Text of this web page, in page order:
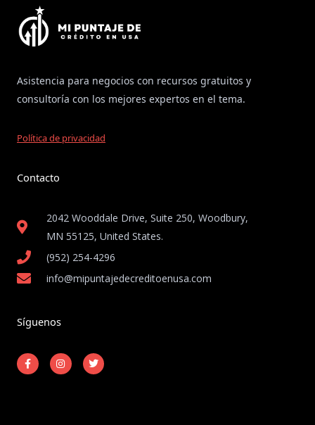
Asistencia para negocios con recursos gratuitos y
consultoría con los mejores expertos en el tema.
Política de privacidad
Contacto
2042 Wooddale Drive, Suite 250, Woodbury,
MN 55125, United States​.
(952) 254-4296
info@mipuntajedecreditoenusa.com
Síguenos
F
a
c
I
n
s
T
w
i